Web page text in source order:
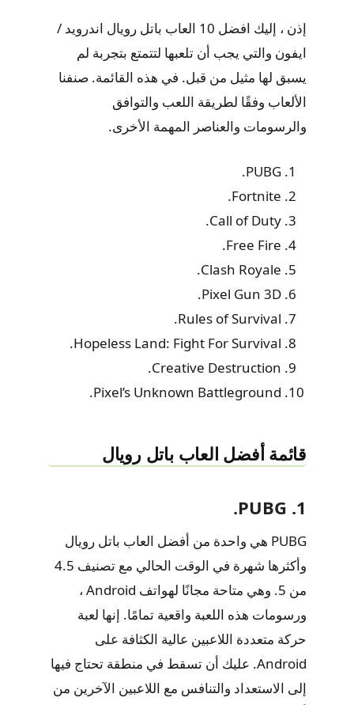
إذن ، إليك افضل 10 العاب باتل رويال اندرويد /
ايفون والتي يجب أن تلعبها لتتمتع بتجربة لم
يسبق لها مثيل من قبل. في هذه القائمة. صنفنا
الألعاب وفقًا لطريقة اللعب والتوافق
والرسومات والعناصر المهمة الأخرى.
PUBG.
Fortnite.
Call of Duty.
Free Fire.
Clash Royale.
Pixel Gun 3D.
Rules of Survival.
Hopeless Land: Fight For Survival.
Creative Destruction.
Pixel’s Unknown Battleground.
قائمة أفضل العاب باتل رويال
1. PUBG.
PUBG هي واحدة من أفضل العاب باتل رويال
وأكثرها شهرة في الوقت الحالي مع تصنيف 4.5
من 5. وهي متاحة مجانًا لهواتف Android ،
ورسومات هذه اللعبة واقعية تمامًا. إنها لعبة
حركة متعددة اللاعبين عالية الكثافة على
Android. عليك أن تسقط في منطقة تحتاج فيها
إلى الاستعداد والتنافس مع اللاعبين الآخرين من